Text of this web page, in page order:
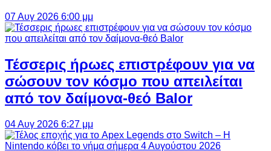
07 Αυγ 2026 6:00 μμ
Τέσσερις ήρωες επιστρέφουν για να
σώσουν τον κόσμο που απειλείται
από τον δαίμονα-θεό Balor
04 Αυγ 2026 6:27 μμ